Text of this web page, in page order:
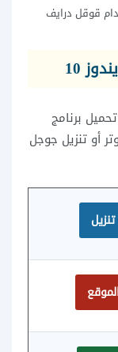
10
تحميل برنامج
أو تنزيل جوجل
تنزيل